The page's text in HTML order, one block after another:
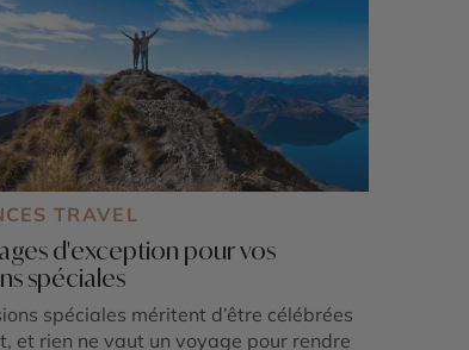
TRAVEL
d'exception pour vos
spéciales
spéciales méritent d’être célébrées
et rien ne vaut un voyage pour rendre